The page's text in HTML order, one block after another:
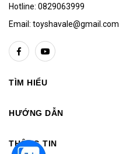
Hotline: 0829063999
Email: toyshavale@gmail.com
TÌM HIỂU
HƯỚNG DẪN
THÔNG TIN